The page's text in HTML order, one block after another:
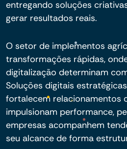
entregando soluções
gerar resultados reais.
O setor de implementos
transformações rápidas,
digitalização determinam
Soluções digitais
fortalecem relacionamentos
impulsionam performance,
empresas acompanhem
seu alcance de forma